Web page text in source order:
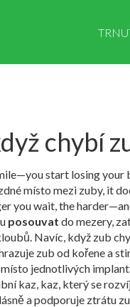
chybí
start losing
místo mezi zuby, it
you wait, the
posouvat do mezery,
Navíc, když zub
zub od kořene a
místo jednotlivých
kaz, kaz, který se
a podporuje ztrátu